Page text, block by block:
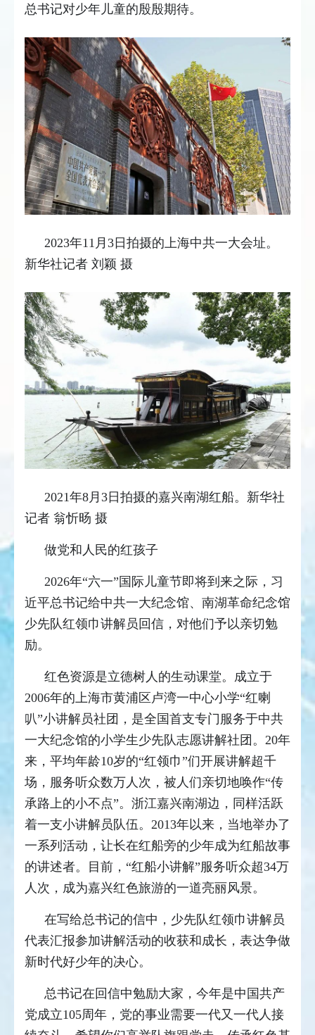
总书记对少年儿童的殷殷期待。
2023年11月3日拍摄的上海中共一大会址。
新华社记者 刘颖 摄
2021年8月3日拍摄的嘉兴南湖红船。新华社
记者 翁忻旸 摄
做党和人民的红孩子
2026年“六一”国际儿童节即将到来之际，习
近平总书记给中共一大纪念馆、南湖革命纪念馆
少先队红领巾讲解员回信，对他们予以亲切勉
励。
红色资源是立德树人的生动课堂。成立于
2006年的上海市黄浦区卢湾一中心小学“红喇
叭”小讲解员社团，是全国首支专门服务于中共
一大纪念馆的小学生少先队志愿讲解社团。20年
来，平均年龄10岁的“红领巾”们开展讲解超千
场，服务听众数万人次，被人们亲切地唤作“传
承路上的小不点”。浙江嘉兴南湖边，同样活跃
着一支小讲解员队伍。2013年以来，当地举办了
一系列活动，让长在红船旁的少年成为红船故事
的讲述者。目前，“红船小讲解”服务听众超34万
人次，成为嘉兴红色旅游的一道亮丽风景。
在写给总书记的信中，少先队红领巾讲解员
代表汇报参加讲解活动的收获和成长，表达争做
新时代好少年的决心。
总书记在回信中勉励大家，今年是中国共产
党成立105周年，党的事业需要一代又一代人接